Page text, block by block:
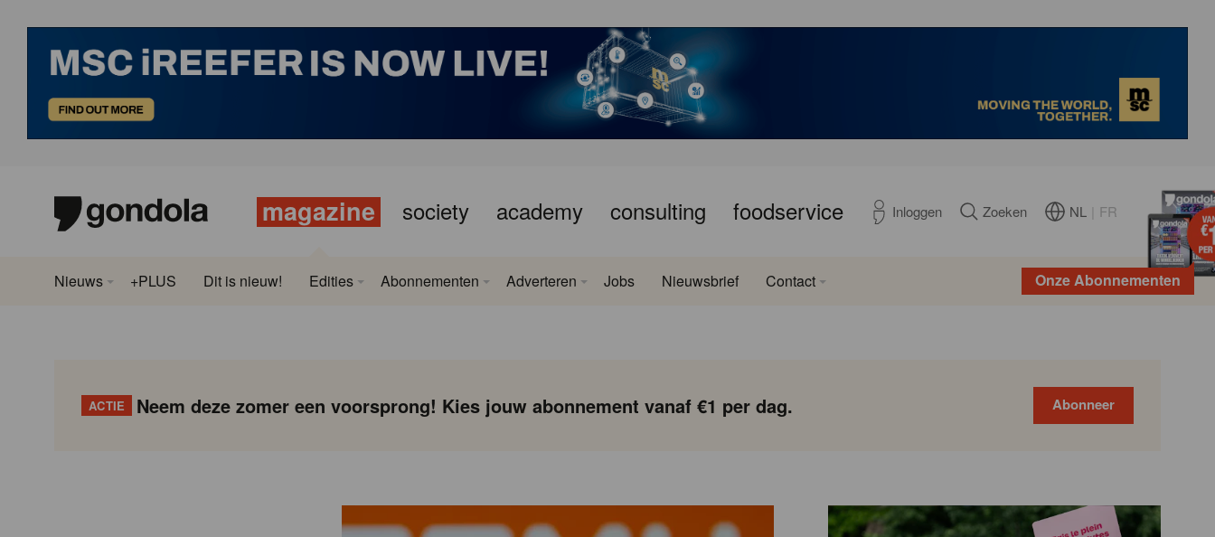
magazine society academy consulting foodservice Inloggen Zoeken NL FR
Onze Abonnementen
Nieuws +PLUS Dit is nieuw! Edities Abonnementen Adverteren Jobs Nieuwsbrief Contact
ACTIE Neem deze zomer een voorsprong! Kies jouw abonnement vanaf €1 per dag. Abonneer